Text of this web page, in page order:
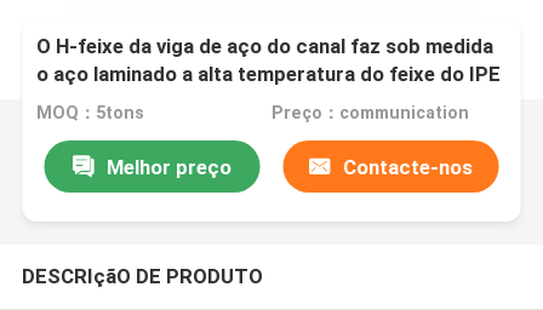
O H-feixe da viga de aço do canal faz sob medida
o aço laminado a alta temperatura do feixe do IPE
200/300/360 H
MOQ：5tons Preço：communication
Melhor preço Contacte-nos
DESCRIçãO DE PRODUTO